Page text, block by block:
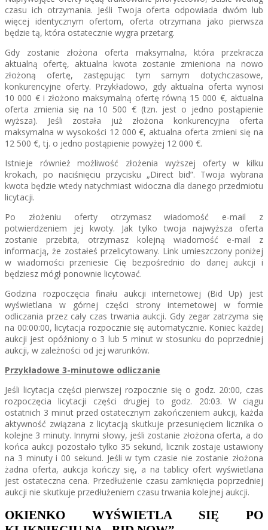
czasu ich otrzymania. Jeśli Twoja oferta odpowiada dwóm lub
więcej identycznym ofertom, oferta otrzymana jako pierwsza
będzie tą, która ostatecznie wygra przetarg.
Gdy zostanie złożona oferta maksymalna, która przekracza
aktualną ofertę, aktualna kwota zostanie zmieniona na nowo
złożoną ofertę, zastępując tym samym dotychczasowe,
konkurencyjne oferty. Przykładowo, gdy aktualna oferta wynosi
10 000 € i złożono maksymalną ofertę równą 15 000 €, aktualna
oferta zmienia się na 10 500 € (tzn. jest o jedno postąpienie
wyższa). Jeśli została już złożona konkurencyjna oferta
maksymalna w wysokości 12 000 €, aktualna oferta zmieni się na
12 500 €, tj. o jedno postąpienie powyżej 12 000 €.
Istnieje również możliwość złożenia wyższej oferty w kilku
krokach, po naciśnięciu przycisku „Direct bid”. Twoja wybrana
kwota będzie wtedy natychmiast widoczna dla danego przedmiotu
licytacji.
Po złożeniu oferty otrzymasz wiadomość e-mail z
potwierdzeniem jej kwoty. Jak tylko twoja najwyższa oferta
zostanie przebita, otrzymasz kolejną wiadomość e-mail z
informacją, że zostałeś przelicytowany. Link umieszczony poniżej
w wiadomości przeniesie Cię bezpośrednio do danej aukcji i
będziesz mógł ponownie licytować.
Godzina rozpoczęcia finału aukcji internetowej (Bid Up) jest
wyświetlana w górnej części strony internetowej w formie
odliczania przez cały czas trwania aukcji. Gdy zegar zatrzyma się
na 00:00:00, licytacja rozpocznie się automatycznie. Koniec każdej
aukcji jest opóźniony o 3 lub 5 minut w stosunku do poprzedniej
aukcji, w zależności od jej warunków.
Przykładowe 3-minutowe odliczanie
Jeśli licytacja części pierwszej rozpocznie się o godz. 20:00, czas
rozpoczęcia licytacji części drugiej to godz. 20:03. W ciągu
ostatnich 3 minut przed ostatecznym zakończeniem aukcji, każda
aktywność związana z licytacją skutkuje przesunięciem licznika o
kolejne 3 minuty. Innymi słowy, jeśli zostanie złożona oferta, a do
końca aukcji pozostało tylko 35 sekund, licznik zostaje ustawiony
na 3 minuty i 00 sekund. Jeśli w tym czasie nie zostanie złożona
żadna oferta, aukcja kończy się, a na tablicy ofert wyświetlana
jest ostateczna cena. Przedłużenie czasu zamknięcia poprzedniej
aukcji nie skutkuje przedłużeniem czasu trwania kolejnej aukcji.
OKIENKO WYŚWIETLA SIĘ PO